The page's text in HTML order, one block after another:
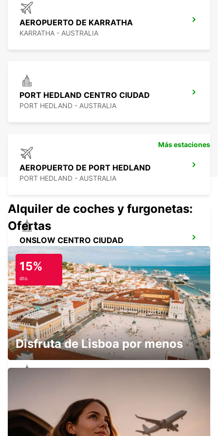
AEROPUERTO DE KARRATHA
KARRATHA - AUSTRALIA
PORT HEDLAND CENTRO CIUDAD
PORT HEDLAND - AUSTRALIA
AEROPUERTO DE PORT HEDLAND
PORT HEDLAND - AUSTRALIA
ONSLOW CENTRO CIUDAD
ONSLOW - AUSTRALIA
AEROPUERTO DE PARABURDOO
PARABURDOO - AUSTRALIA
Más estaciones
Alquiler de coches y furgonetas:
Ofertas
15%
dto.
Disfruta de Lisboa por menos